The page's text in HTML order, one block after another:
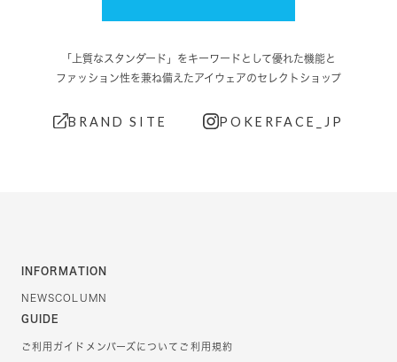
「上質なスタンダード」をキーワードとして優れた機能と
ファッション性を兼ね備えたアイウェアのセレクトショップ
BRAND SITE POKERFACE_JP
INFORMATION
NEWSCOLUMN
GUIDE
ご利用ガイド メンバーズについて ご利用規約